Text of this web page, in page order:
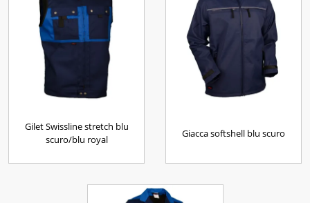
Gilet Swissline stretch blu
scuro/blu royal
Giacca softshell blu scuro